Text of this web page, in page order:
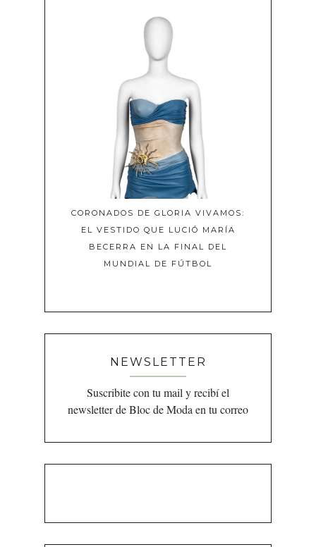
CORONADOS DE GLORIA VIVAMOS:
EL VESTIDO QUE LUCIÓ MARÍA
BECERRA EN LA FINAL DEL
MUNDIAL DE FÚTBOL
NEWSLETTER
Suscribite con tu mail y recibí el
newsletter de Bloc de Moda en tu correo